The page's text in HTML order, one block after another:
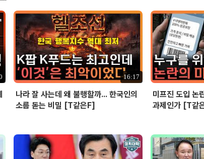
16:17
나라 잘 사는데 왜 불행할까... 한국인의
소름 돋는 비밀 [T같은F]
미프진 도입 논
과제인가 [T같